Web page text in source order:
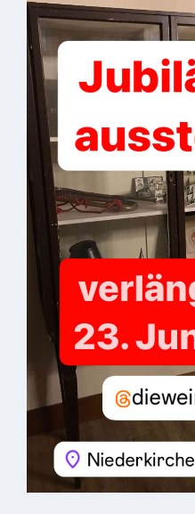
und
Caterer
Unterkünfte
Ferienwohnungen
Wohnmobilstellplatz
Betriebe &
Dienstleister
Handel &
Handwerk
Dienstleister
Vereine &
Institutionen
Kindergarten
Allgemeine
Infos
Elternausschuss